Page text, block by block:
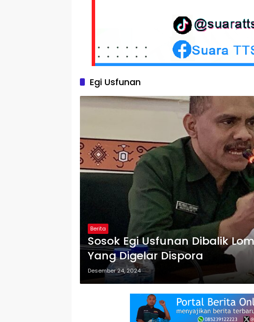
Egi Usfunan
Berita
Sosok Egi Usfunan Dibalik
Yang Digelar Dispora
Desember 24, 2024